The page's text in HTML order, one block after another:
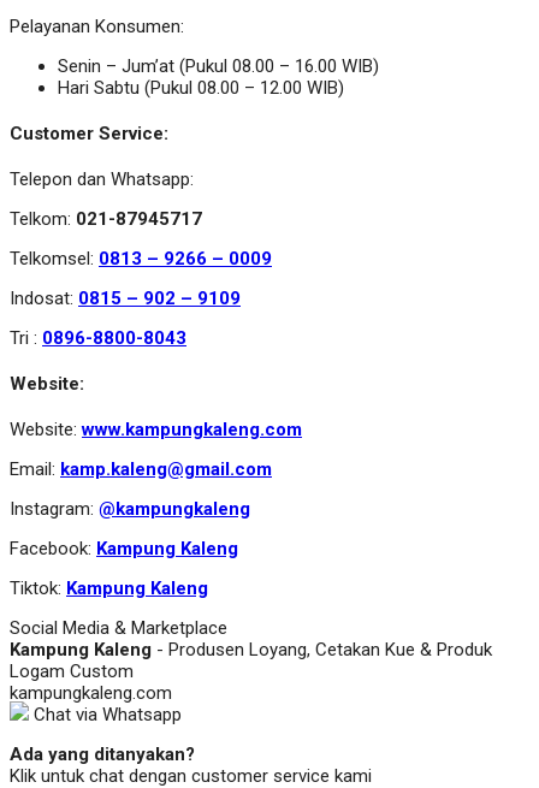
Pelayanan Konsumen:
Senin – Jum’at (Pukul 08.00 – 16.00 WIB)
Hari Sabtu (Pukul 08.00 – 12.00 WIB)
Customer Service:
Telepon dan Whatsapp:
Telkom: 021-87945717
Telkomsel: 0813 – 9266 – 0009
Indosat: 0815 – 902 – 9109
Tri : 0896-8800-8043
Website:
Website:www.kampungkaleng.com
Email: kamp.kaleng@gmail.com
Instagram: @kampungkaleng
Facebook: Kampung Kaleng
Tiktok: Kampung Kaleng
Social Media & Marketplace
Kampung Kaleng - Produsen Loyang, Cetakan Kue & Produk
Logam Custom
kampungkaleng.com
Chat via Whatsapp
Ada yang ditanyakan?
Klik untuk chat dengan customer service kami